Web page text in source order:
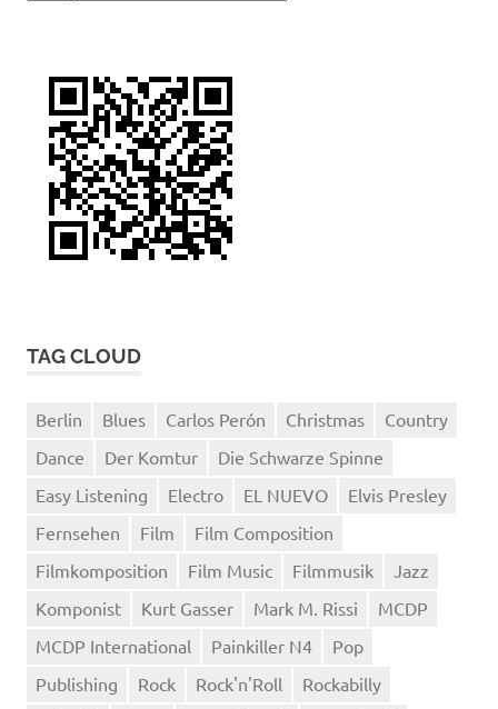
TAG CLOUD
Berlin Blues Carlos Perón Christmas
Country
Dance
Der Komtur
Die Schwarze Spinne
Easy Listening
Electro EL NUEVO
Elvis Presley
Fernsehen
Film
Film Composition
Filmkomposition
Film Music Filmmusik
Jazz
Komponist
Kurt Gasser Mark M. Rissi
MCDP
MCDP International
Painkiller N4
Pop
Publishing
Rock Rock'n'Roll
Rockabilly